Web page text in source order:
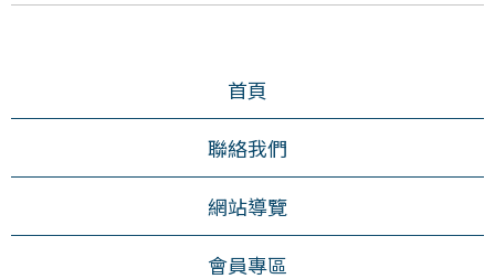
首頁
聯絡我們
網站導覽
會員專區